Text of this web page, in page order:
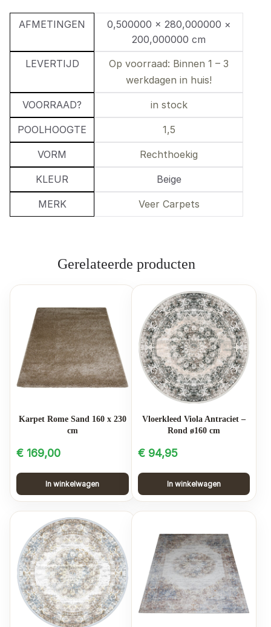
AFMETINGEN
0,500000 × 280,000000 ×
200,000000 cm
LEVERTIJD
Op voorraad: Binnen 1 – 3
werkdagen in huis!
VOORRAAD? in stock
POOLHOOGTE 1,5
VORM Rechthoekig
KLEUR Beige
MERK Veer Carpets
Gerelateerde producten
Karpet Rome Sand 160 x 230
cm
€ 169,00
In winkelwagen
Vloerkleed Viola Antraciet –
Rond ø160 cm
€94,95
In winkelwagen